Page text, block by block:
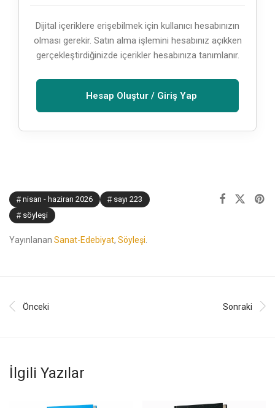
Dijital içeriklere erişebilmek için kullanıcı hesabınızın
olması gerekir. Satın alma işlemini hesabınız açıkken
gerçekleştirdiğinizde içerikler hesabınıza tanımlanır.
Hesap Oluştur / Giriş Yap
nisan - haziran 2026
sayı 223
söyleşi
Yayınlanan Sanat-Edebiyat, Söyleşi
Önceki Sonraki
İlgili Yazılar